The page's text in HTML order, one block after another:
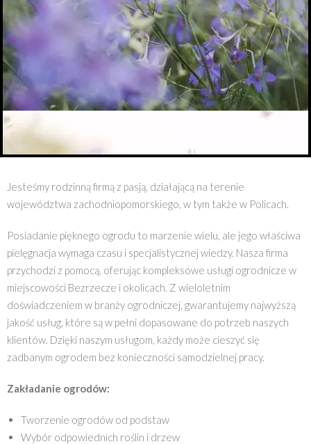
Jesteśmy rodzinną firmą z pasją, działającą na terenie
województwa zachodniopomorskiego, w tym także w Policach.
Posiadanie pięknego ogrodu to marzenie wielu, ale jego właściwa
pielęgnacja wymaga czasu i specjalistycznej wiedzy. Nasza firma
przychodzi z pomocą, oferując kompleksowe usługi ogrodnicze w
miejscowości Bezrzecze i okolicach. Z wieloletnim
doświadczeniem w branży ogrodniczej, gwarantujemy najwyższą
jakość usług, które są w pełni dopasowane do potrzeb naszych
klientów. Dzięki naszym usługom, każdy może cieszyć się
zadbanym ogrodem bez konieczności samodzielnej pracy.
Zakładanie ogrodów:
Tworzenie ogrodów od podstaw
Wybór odpowiednich roślin i drzew